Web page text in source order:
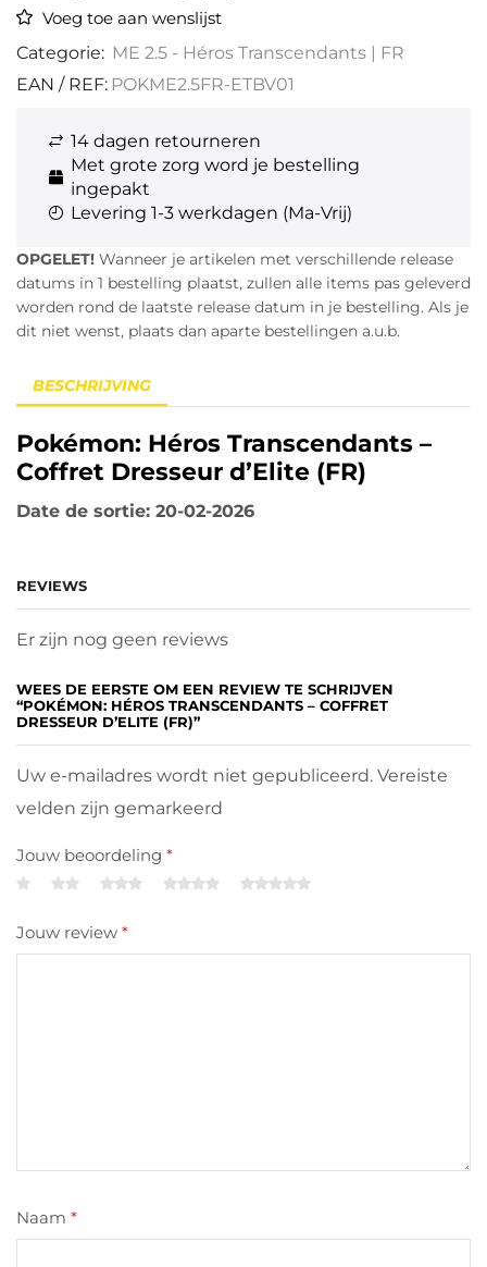
Voeg toe aan wenslijst
Categorie: ME 2.5 - Héros Transcendants | FR
EAN / REF: POKME2.5FR-ETBV01
14 dagen retourneren
Met grote zorg word je bestelling
ingepakt
Levering 1-3 werkdagen (Ma-Vrij)
OPGELET! Wanneer je artikelen met verschillende release
datums in 1 bestelling plaatst, zullen alle items pas geleverd
worden rond de laatste release datum in je bestelling. Als je
dit niet wenst, plaats dan aparte bestellingen a.u.b.
BESCHRIJVING
Pokémon: Héros Transcendants –
Coffret Dresseur d’Elite (FR)
Date de sortie: 20-02-2026
REVIEWS
Er zijn nog geen reviews
WEES DE EERSTE OM EEN REVIEW TE SCHRIJVEN
“POKÉMON: HÉROS TRANSCENDANTS – COFFRET
DRESSEUR D’ELITE (FR)”
Uw e-mailadres wordt niet gepubliceerd. Vereiste
velden zijn gemarkeerd
Jouw beoordeling *
Jouw review *
Naam *